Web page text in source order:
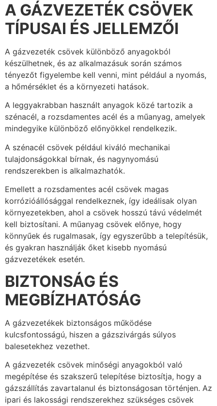
A GÁZVEZETÉK CSÖVEK
TÍPUSAI ÉS JELLEMZŐI
A gázvezeték csövek különböző anyagokból
készülhetnek, és az alkalmazásuk során számos
tényezőt figyelembe kell venni, mint például a nyomás,
a hőmérséklet és a környezeti hatások.
A leggyakrabban használt anyagok közé tartozik a
szénacél, a rozsdamentes acél és a műanyag, amelyek
mindegyike különböző előnyökkel rendelkezik.
A szénacél csövek például kiváló mechanikai
tulajdonságokkal bírnak, és nagynyomású
rendszerekben is alkalmazhatók.
Emellett a rozsdamentes acél csövek magas
korrózióállósággal rendelkeznek, így ideálisak olyan
környezetekben, ahol a csövek hosszú távú védelmét
kell biztosítani. A műanyag csövek előnye, hogy
könnyűek és rugalmasak, így egyszerűbb a telepítésük,
és gyakran használják őket kisebb nyomású
gázvezetékek esetén.
BIZTONSÁG ÉS
MEGBÍZHATÓSÁG
A gázvezetékek biztonságos működése
kulcsfontosságú, hiszen a gázszivárgás súlyos
balesetekhez vezethet.
A gázvezeték csövek minőségi anyagokból való
megépítése és szakszerű telepítése biztosítja, hogy a
gázszállítás zavartalanul és biztonságosan történjen. Az
ipari és lakossági rendszerekhez szükséges csövek